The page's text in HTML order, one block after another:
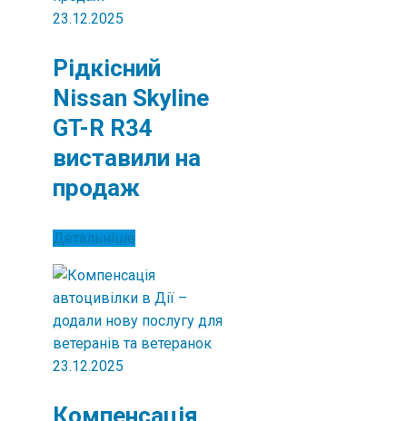
23.12.2025
Рідкісний
Nissan Skyline
GT-R R34
виставили на
продаж
Детальніше
23.12.2025
Компенсація